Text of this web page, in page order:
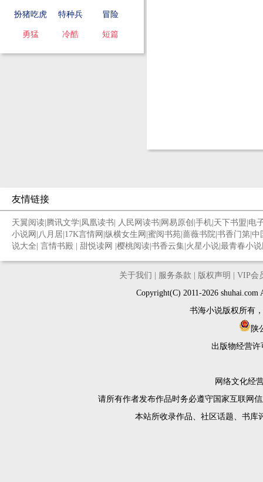
扮猪吃虎 特种兵 冒险
勇猛 冷酷 短篇
友情链接
天翼阅读 腾讯文学 凤凰读书 人民网读书 网易原创 手机 天下书盟 电
小说网 八月居 17K言情网 纵横女生网 蜜阅书苑 蔷薇书院 书香门第 中
说大全 言情书殿 甜悦读网 樱桃阅读 书香云集 火星小说 最青春小
关于我们 服务条款 版权声明
VIP会
Copyright(C) 2011-2026
书海小说版权所有
陕
出版物经营许
网络文化经
请所有作者发布作品时务必遵守国家互联网
本站所收录作品、社区话题、书库